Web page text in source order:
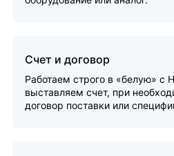
Счет и договор
Работаем строго в «белую» с
выставляем счет, при
договор поставки или